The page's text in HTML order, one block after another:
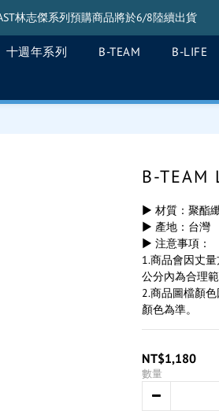
林志傑系列預購商品將於6/8陸續出貨
林志傑系列預購商品將於6/8陸續出貨
BEAST搖頭公仔將於5/20陸續出貨
十週年系列 B-TEAM B-LIFE
B-TEAM
▶ 材質：聚酯
▶ 產地：台灣
▶ 注意事項：
1.商品會因丈
公分內為合理範
2.商品圖檔顏
顏色為準。
NT$1,180
數量